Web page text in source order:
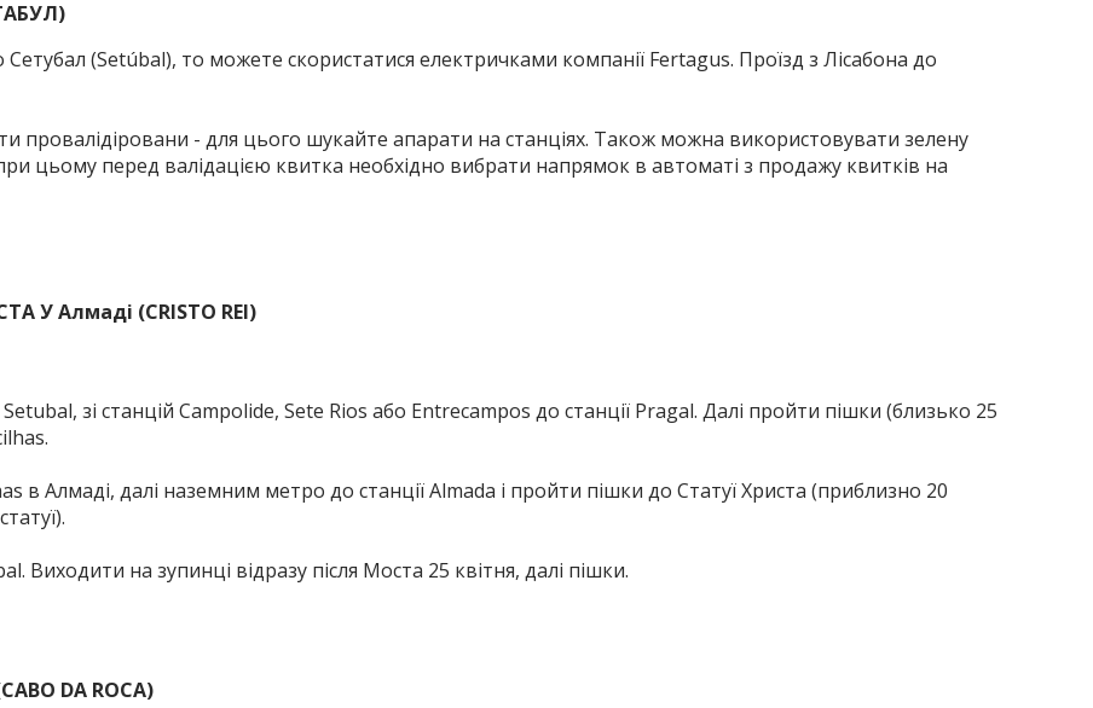
(Setúbal), то можете скористатися електричками компанії Fertagus. Проїзд з Лісабона до
провалідіровани - для цього шукайте апарати на станціях. Також можна використовувати зелену
цьому перед валідацією квитка необхідно вибрати напрямок в автоматі з продажу квитків на
У Алмаді (CRISTO REI)
зі станцій Campolide, Sete Rios або Entrecampos до станції Pragal. Далі пройти пішки (близько 25
в Алмаді, далі наземним метро до станції Almada і пройти пішки до Статуї Христа (приблизно 20
Виходити на зупинці відразу після Моста 25 квітня, далі пішки.
DA ROCA)